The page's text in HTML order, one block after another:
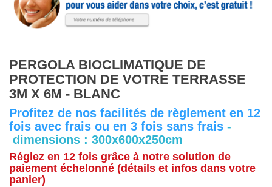
PERGOLA BIOCLIMATIQUE DE
PROTECTION DE VOTRE TERRASSE
3M X 6M - BLANC
Profitez de nos facilités de règlement en 12
fois avec frais ou en 3 fois sans frais -
dimensions : 300x600x250cm
Réglez en 12 fois grâce à notre solution de
paiement échelonné (détails et infos dans votre
panier)